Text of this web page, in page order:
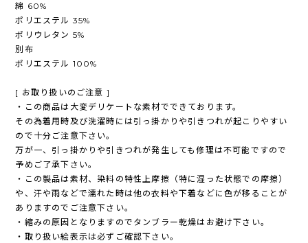
綿 60%
ポリエステル 35%
ポリウレタン 5%
別布
ポリエステル 100%
[ お取り扱いのご注意 ]
・この商品は大変デリケートな素材でできております。
その為着用時及び洗濯時には引っ掛かりや引きつれが起こりやすい
ので十分ご注意下さい。
万が一、引っ掛かりや引きつれが発生しても修理は不可能ですので
予めご了承下さい。
・この製品は素材、染料の特性上摩擦（特に湿った状態での摩擦）
や、汗や雨などで濡れた時は他の衣料や下着などに色が移ることが
ありますのでご注意下さい。
・縮みの原因となりますのでタンブラー乾燥はお避け下さい。
・取り扱い絵表示は必ずご確認下さい。